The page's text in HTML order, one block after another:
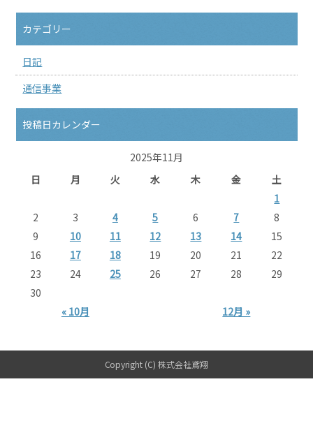
カテゴリー
日記
通信事業
投稿日カレンダー
2025年11月
日
月 火 水 木 金 土
« 10月 12月 »
1
2
3 4 5 6 7
8
9
10 11 12 13 14
15
16
17 18 19 20 21
22
23
24 25 26 27 28
29
30
Copyright (C) 株式会社鳶翔